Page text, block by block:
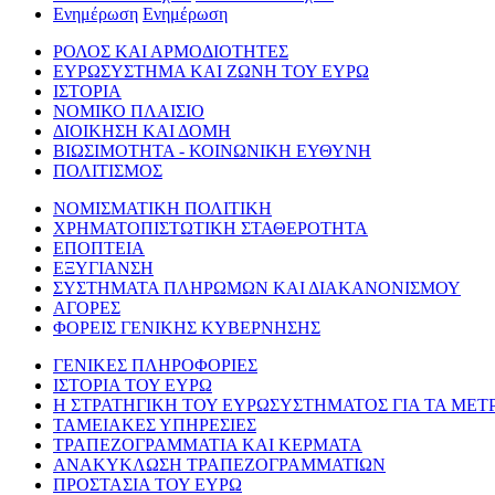
Ενημέρωση Ενημέρωση
ΡΟΛΟΣ ΚΑΙ ΑΡΜΟΔΙΟΤΗΤΕΣ
ΕΥΡΩΣΥΣΤΗΜΑ ΚΑΙ ΖΩΝΗ ΤΟΥ ΕΥΡΩ
ΙΣΤΟΡΙΑ
ΝΟΜΙΚΟ ΠΛΑΙΣΙΟ
ΔΙΟΙΚΗΣΗ ΚΑΙ ΔΟΜΗ
ΒΙΩΣΙΜΟΤΗΤΑ - ΚΟΙΝΩΝΙΚΗ ΕΥΘΥΝΗ
ΠΟΛΙΤΙΣΜΟΣ
ΝΟΜΙΣΜΑΤΙΚΗ ΠΟΛΙΤΙΚΗ
ΧΡΗΜΑΤΟΠΙΣΤΩΤΙΚΗ ΣΤΑΘΕΡΟΤΗΤΑ
ΕΠΟΠΤΕΙΑ
ΕΞΥΓΙΑΝΣΗ
ΣΥΣΤΗΜΑΤΑ ΠΛΗΡΩΜΩΝ ΚΑΙ ΔΙΑΚΑΝΟΝΙΣΜΟΥ
ΑΓΟΡΕΣ
ΦΟΡΕΙΣ ΓΕΝΙΚΗΣ ΚΥΒΕΡΝΗΣΗΣ
ΓΕΝΙΚΕΣ ΠΛΗΡΟΦΟΡΙΕΣ
ΙΣΤΟΡΙΑ ΤΟΥ ΕΥΡΩ
Η ΣΤΡΑΤΗΓΙΚΗ ΤΟΥ ΕΥΡΩΣΥΣΤΗΜΑΤΟΣ ΓΙΑ ΤΑ
ΤΑΜΕΙΑΚΕΣ ΥΠΗΡΕΣΙΕΣ
ΤΡΑΠΕΖΟΓΡΑΜΜΑΤΙΑ ΚΑΙ ΚΕΡΜΑΤΑ
ΑΝΑΚΥΚΛΩΣΗ ΤΡΑΠΕΖΟΓΡΑΜΜΑΤΙΩΝ
ΠΡΟΣΤΑΣΙΑ ΤΟΥ ΕΥΡΩ